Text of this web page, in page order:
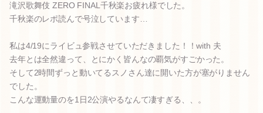
滝沢歌舞伎 ZERO FINAL千秋楽お疲れ様でした。
千秋楽のレポ読んで号泣しています…
私は4/19にライビュ参戦させていただきました！！with 夫
去年とは全然違って、とにかく皆んなの覇気がすごかった。
そして2時間ずっと動いてるスノさん達に開いた方が塞がりません
でした。
こんな運動量のを1日2公演やるなんて凄すぎる、、。